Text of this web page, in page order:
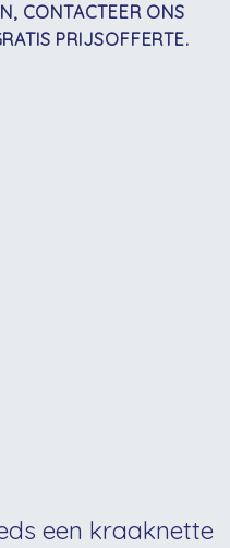
CONTACTEER ONS
PRIJSOFFERTE.
een kraaknette